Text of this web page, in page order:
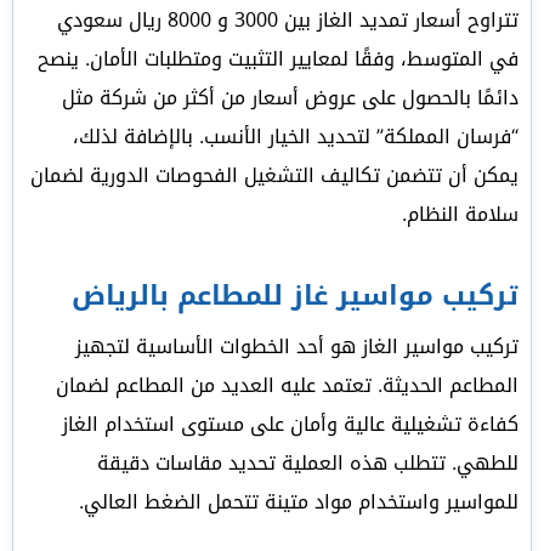
تتراوح أسعار تمديد الغاز بين 3000 و 8000 ريال سعودي
في المتوسط، وفقًا لمعايير التثبيت ومتطلبات الأمان. ينصح
دائمًا بالحصول على عروض أسعار من أكثر من شركة مثل
“فرسان المملكة” لتحديد الخيار الأنسب. بالإضافة لذلك،
يمكن أن تتضمن تكاليف التشغيل الفحوصات الدورية لضمان
سلامة النظام.
تركيب مواسير غاز للمطاعم بالرياض
تركيب مواسير الغاز هو أحد الخطوات الأساسية لتجهيز
المطاعم الحديثة. تعتمد عليه العديد من المطاعم لضمان
كفاءة تشغيلية عالية وأمان على مستوى استخدام الغاز
للطهي. تتطلب هذه العملية تحديد مقاسات دقيقة
للمواسير واستخدام مواد متينة تتحمل الضغط العالي.